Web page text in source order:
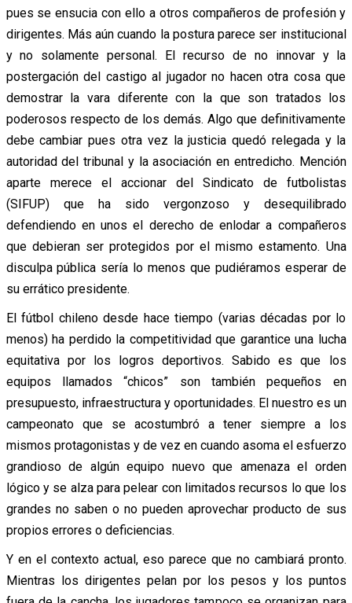
pues se ensucia con ello a otros compañeros de profesión y
dirigentes. Más aún cuando la postura parece ser institucional
y no solamente personal. El recurso de no innovar y la
postergación del castigo al jugador no hacen otra cosa que
demostrar la vara diferente con la que son tratados los
poderosos respecto de los demás. Algo que definitivamente
debe cambiar pues otra vez la justicia quedó relegada y la
autoridad del tribunal y la asociación en entredicho. Mención
aparte merece el accionar del Sindicato de futbolistas
(SIFUP) que ha sido vergonzoso y desequilibrado
defendiendo en unos el derecho de enlodar a compañeros
que debieran ser protegidos por el mismo estamento. Una
disculpa pública sería lo menos que pudiéramos esperar de
su errático presidente.
El fútbol chileno desde hace tiempo (varias décadas por lo
menos) ha perdido la competitividad que garantice una lucha
equitativa por los logros deportivos. Sabido es que los
equipos llamados “chicos” son también pequeños en
presupuesto, infraestructura y oportunidades. El nuestro es un
campeonato que se acostumbró a tener siempre a los
mismos protagonistas y de vez en cuando asoma el esfuerzo
grandioso de algún equipo nuevo que amenaza el orden
lógico y se alza para pelear con limitados recursos lo que los
grandes no saben o no pueden aprovechar producto de sus
propios errores o deficiencias.
Y en el contexto actual, eso parece que no cambiará pronto.
Mientras los dirigentes pelan por los pesos y los puntos